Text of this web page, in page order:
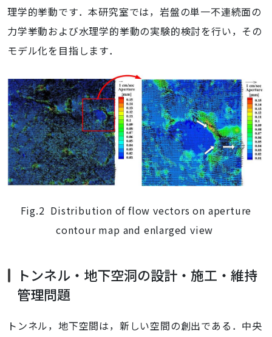
理学的挙動です．本研究室では，岩盤の単一不連続面の
力学挙動および水理学的挙動の実験的検討を行い，その
モデル化を目指します．
Fig.2 Distribution of flow vectors on aperture
contour map and enlarged view
トンネル・地下空洞の設計・施工・維持
管理問題
トンネル，地下空間は，新しい空間の創出である．中央